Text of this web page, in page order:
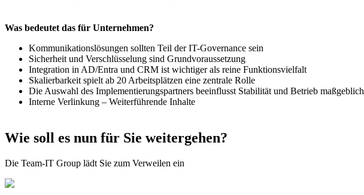
Was bedeutet das für Unternehmen?
Kommunikationslösungen sollten Teil der IT-Governance sein
Sicherheit und Verschlüsselung sind Grundvoraussetzung
Integration in AD/Entra und CRM ist wichtiger als reine Funktionsvielfalt
Skalierbarkeit spielt ab 20 Arbeitsplätzen eine zentrale Rolle
Die Auswahl des Implementierungspartners beeinflusst Stabilität und Betrieb maßgeblich
Interne Verlinkung – Weiterführende Inhalte
Wie soll es nun für Sie weitergehen?
Die Team-IT Group lädt Sie zum Verweilen ein